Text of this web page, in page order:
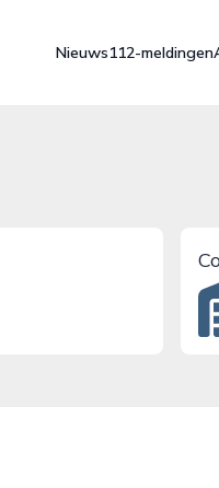
Nieuws112-meldingen